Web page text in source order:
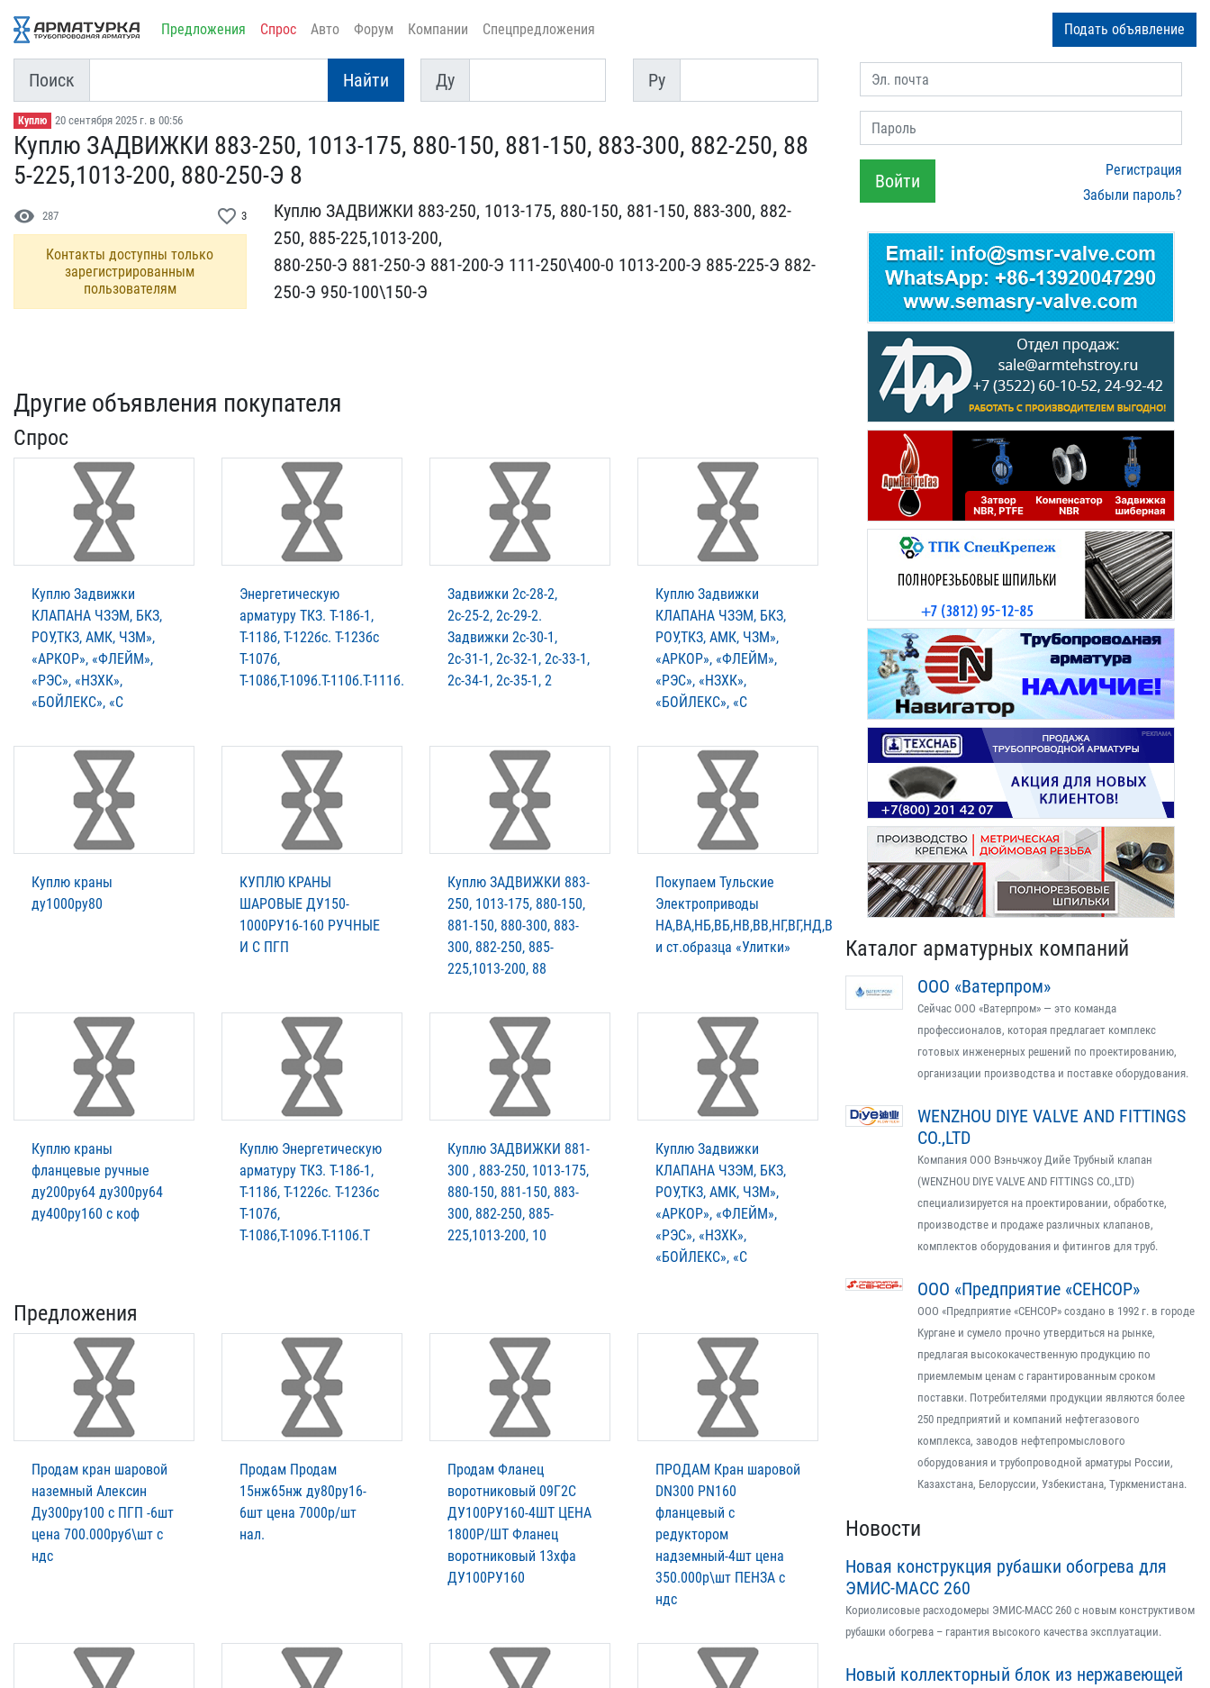
Предложения Спрос Авто Форум Компании Спецпредложения Подать объявление
Поиск Найти
Ду
Ду
Py
Py
Куплю 20 сентября 2025 г. в 00:56
Куплю ЗАДВИЖКИ 883-250, ​1013-175, 880-150, 881-1​50, 883-300, 882-250, 88​
5-225,1013-200, 880-250​-Э 8
visibility 287 favorite_border 3
Контакты доступны только
зарегистрированным
пользователям
Куплю ЗАДВИЖКИ 883-250, ​1013-175, 880-150, 881-1​50, 883-300, 882-
250, 88​5-225,1013-200,
880-250​-Э 881-250-Э 881-200-Э ​111-250\400-0 1013-200-​Э 885-225-Э 882-
250-Э 95​0-100\150-Э
Другие объявления покупателя
Спрос
Куплю Задвижки
КЛАПАНА ЧЗЭМ, БКЗ,
РОУ,ТКЗ, АМК, ЧЗМ»,
«АРКОР», «ФЛЕЙМ»,
«РЭС», «НЗХК»,
«БОЙЛЕКС», «С
Энергетическую
арматуру ТКЗ. T-18б-1,
Т-118б, Т-122бс. Т-123бс
Т-107б,
Т-108б,Т-109б.Т-110б.Т-111б.
Задвижки 2с-28-2,
2с-25-2, 2с-29-2.
Задвижки 2с-30-1,
2с-31-1, 2с-32-1, 2с-33-1,
2с-34-1, 2с-35-1, 2
Куплю Задвижки
КЛАПАНА ЧЗЭМ, БКЗ,
РОУ,ТКЗ, АМК, ЧЗМ»,
«АРКОР», «ФЛЕЙМ»,
«РЭС», «НЗХК»,
«БОЙЛЕКС», «С
Куплю краны
ду1000ру80
КУПЛЮ КРАНЫ
ШАРОВЫЕ ДУ150-
1000РУ16-160 РУЧНЫЕ
И С ПГП
Куплю ЗАДВИЖКИ 883-
250, 1013-175, 880-150,
881-150, 880-300, 883-
300, 882-250, 885-
225,1013-200, 88
Покупаем Тульские
Электроприводы
НА,ВА,НБ,ВБ,НВ,ВВ,НГ,ВГ,НД,ВД,
и ст.образца «Улитки»
Куплю краны
фланцевые ручные
ду200ру64 ду300ру64
ду400ру160 с коф
Куплю Энергетическую
арматуру ТКЗ. T-18б-1,
Т-118б, Т-122бс. Т-123бс
Т-107б,
Т-108б,Т-109б.Т-110б.Т
Куплю ЗАДВИЖКИ 881-
300 , 883-250, 1013-175,
880-150, 881-150, 883-
300, 882-250, 885-
225,1013-200, 10
Куплю Задвижки
КЛАПАНА ЧЗЭМ, БКЗ,
РОУ,ТКЗ, АМК, ЧЗМ»,
«АРКОР», «ФЛЕЙМ»,
«РЭС», «НЗХК»,
«БОЙЛЕКС», «С
Предложения
Продам кран шаровой
наземный Алексин
Ду300ру100 с ПГП -6шт
цена 700.000руб\шт с
ндс
Продам Продам
15нж65нж ду80ру16-
6шт цена 7000р/шт
нал.
Продам Фланец
воротниковый 09Г2С
ДУ100РУ160-4ШТ ЦЕНА
1800Р/ШТ Фланец
воротниковый 13хфа
ДУ100РУ160
ПРОДАМ Кран шаровой
DN300 PN160
фланцевый с
редуктором
надземный-4шт цена
350.000р\шт ПЕНЗА с
ндс
Эл. почта
Пароль
Войти
Регистрация
Забыли пароль?
Каталог арматурных компаний
ООО «Ватерпром»
Сейчас ООО «Ватерпром» — это команда
профессионалов, которая предлагает комплекс
готовых инженерных решений по проектированию,
организации производства и поставке оборудования.
WENZHOU DIYE VALVE AND FITTINGS
CO.,LTD
Компания ООО Вэньчжоу Дийе Трубный клапан
(WENZHOU DIYE VALVE AND FITTINGS CO.,LTD)
специализируется на проектировании, обработке,
производстве и продаже различных клапанов,
комплектов оборудования и фитингов для труб.
ООО «Предприятие «СЕНСОР»
ООО «Предприятие «СЕНСОР» создано в 1992 г. в городе
Кургане и сумело прочно утвердиться на рынке,
предлагая высококачественную продукцию по
приемлемым ценам с гарантированным сроком
поставки. Потребителями продукции являются более
250 предприятий и компаний нефтегазового
комплекса, заводов нефтепромыслового
оборудования и трубопроводной арматуры России,
Казахстана, Белоруссии, Узбекистана, Туркменистана.
Новости
Новая конструкция рубашки обогрева для
ЭМИС-МАСС 260
Кориолисовые расходомеры ЭМИС-МАСС 260 с новым конструктивом
рубашки обогрева – гарантия высокого качества эксплуатации.
Новый коллекторный блок из нержавеющей